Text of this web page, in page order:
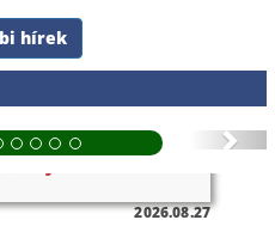
hírek
fűfejet!
2026.08.27